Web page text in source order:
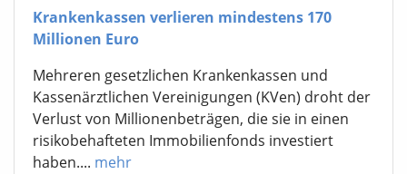
Krankenkassen verlieren mindestens 170
Millionen Euro
Mehreren gesetzlichen Krankenkassen und
Kassenärztlichen Vereinigungen (KVen) droht der
Verlust von Millionenbeträgen, die sie in einen
risikobehafteten Immobilienfonds investiert
haben.... mehr